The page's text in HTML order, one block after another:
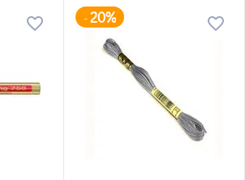
-20%